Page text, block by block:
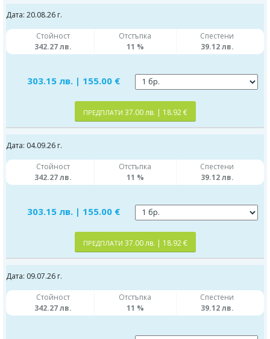
Дата: 20.08.26 г.
Стойност
342.27 лв.
Отстъпка
11 %
Спестени
39.12 лв.
303.15 лв. | 155.00 €
ПРЕДПЛАТИ 37.00 лв. | 18.92 €
Дата: 04.09.26 г.
Стойност
342.27 лв.
Отстъпка
11 %
Спестени
39.12 лв.
303.15 лв. | 155.00 €
ПРЕДПЛАТИ 37.00 лв. | 18.92 €
Дата: 09.07.26 г.
Стойност
342.27 лв.
Отстъпка
11 %
Спестени
39.12 лв.